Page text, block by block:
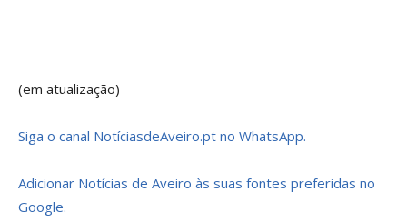
(em atualização)
Siga o canal NotíciasdeAveiro.pt no WhatsApp.
Adicionar Notícias de Aveiro às suas fontes preferidas no
Google.